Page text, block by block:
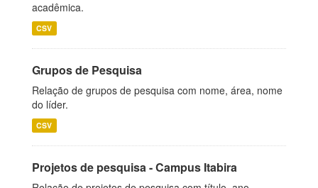
acadêmica.
CSV
Grupos de Pesquisa
Relação de grupos de pesquisa com nome, área, nome
do líder.
CSV
Projetos de pesquisa - Campus Itabira